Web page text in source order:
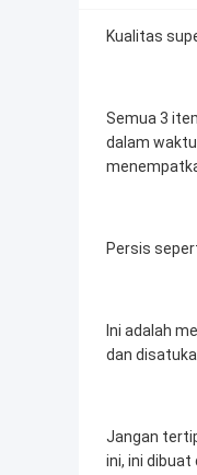
Kualitas
Semua 3
dalam
Persis
Ini adalah
dan
Jangan
ini, ini